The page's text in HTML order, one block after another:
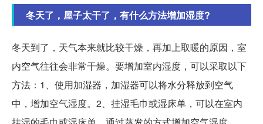
冬天了，屋子太干了，有什么方法增加湿度?
冬天到了，天气本来就比较干燥，再加上取暖的原因，室
内空气往往会非常干燥。要增加室内湿度，可以采取以下
方法：1、使用加湿器，加湿器可以将水分释放到空气
中，增加空气湿度。2、挂湿毛巾或湿床单，可以在室内